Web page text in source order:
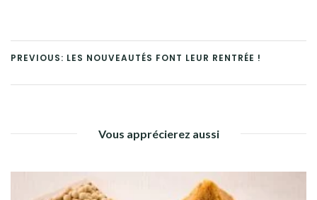
PREVIOUS: LES NOUVEAUTÉS FONT LEUR RENTRÉE !
Vous apprécierez aussi